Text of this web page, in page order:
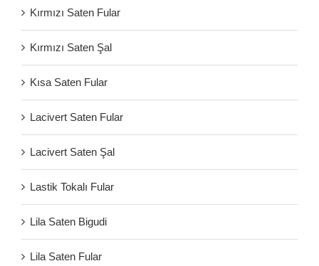
Kırmızı Saten Fular
Kırmızı Saten Şal
Kısa Saten Fular
Lacivert Saten Fular
Lacivert Saten Şal
Lastik Tokalı Fular
Lila Saten Bigudi
Lila Saten Fular